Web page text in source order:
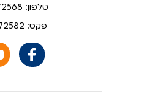
טלפון: 02-6772568
פקס: 02-6772582